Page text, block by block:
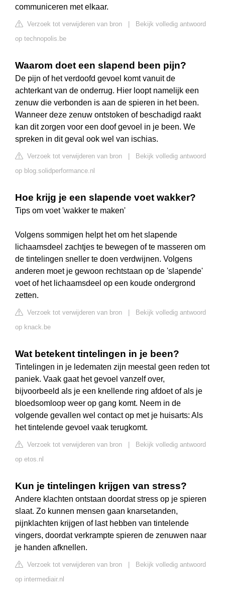
communiceren met elkaar.
Verzoek tot verwijderen van bron
Bekijk volledig antwoord
op technopolis.be
Waarom doet een slapend been pijn?
De pijn of het verdoofd gevoel komt vanuit de
achterkant van de onderrug. Hier loopt namelijk een
zenuw die verbonden is aan de spieren in het been.
Wanneer deze zenuw ontstoken of beschadigd raakt
kan dit zorgen voor een doof gevoel in je been. We
spreken in dit geval ook wel van ischias.
Verzoek tot verwijderen van bron
Bekijk volledig antwoord
op blog.solidperformance.nl
Hoe krijg je een slapende voet wakker?
Tips om voet 'wakker te maken'
Volgens sommigen helpt het om het slapende
lichaamsdeel zachtjes te bewegen of te masseren om
de tintelingen sneller te doen verdwijnen. Volgens
anderen moet je gewoon rechtstaan op de 'slapende'
voet of het lichaamsdeel op een koude ondergrond
zetten.
Verzoek tot verwijderen van bron
Bekijk volledig antwoord
op knack.be
Wat betekent tintelingen in je been?
Tintelingen in je ledematen zijn meestal geen reden tot
paniek. Vaak gaat het gevoel vanzelf over,
bijvoorbeeld als je een knellende ring afdoet of als je
bloedsomloop weer op gang komt. Neem in de
volgende gevallen wel contact op met je huisarts: Als
het tintelende gevoel vaak terugkomt.
Verzoek tot verwijderen van bron
Bekijk volledig antwoord
op etos.nl
Kun je tintelingen krijgen van stress?
Andere klachten ontstaan doordat stress op je spieren
slaat. Zo kunnen mensen gaan knarsetanden,
pijnklachten krijgen of last hebben van tintelende
vingers, doordat verkrampte spieren de zenuwen naar
je handen afknellen.
Verzoek tot verwijderen van bron
Bekijk volledig antwoord
op intermediair.nl